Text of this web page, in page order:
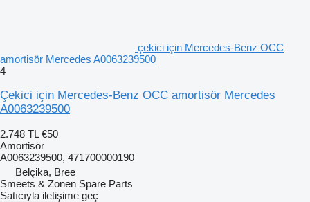
çekici için Mercedes-Benz OCC
amortisör Mercedes A0063239500
4
Çekici için Mercedes-Benz OCC amortisör Mercedes
A0063239500
2.748 TL €50
Amortisör
A0063239500, 471700000190
Belçika, Bree
Smeets & Zonen Spare Parts
Satıcıyla iletişime geç